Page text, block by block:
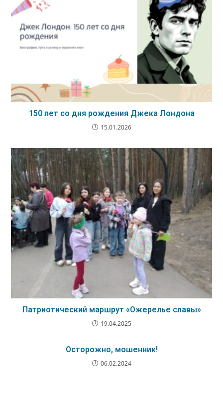
150 лет со дня рождения Джека Лондона
15.01.2026
Патриотический маршрут «Ожерелье славы»
19.04.2025
Осторожно, мошенник!
06.02.2024